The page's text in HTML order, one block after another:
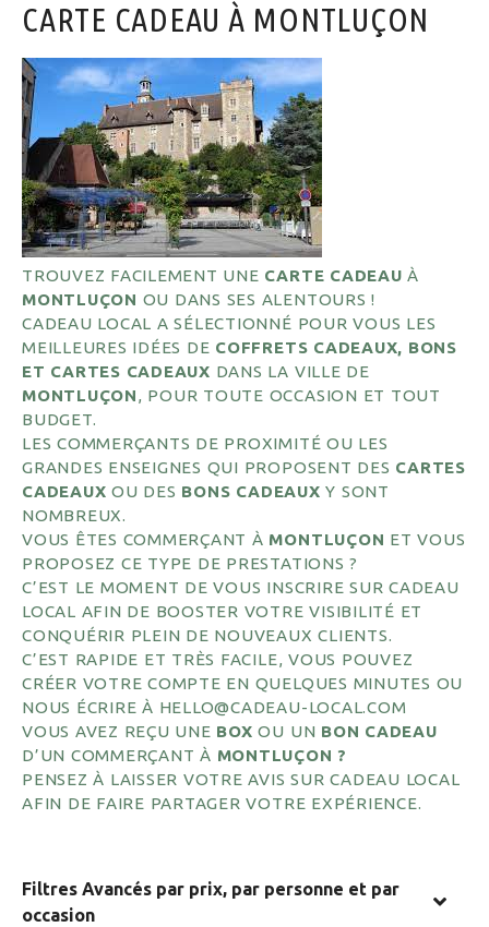
CARTE CADEAU À MONTLUÇON
TROUVEZ FACILEMENT UNE CARTE CADEAU À
MONTLUÇON OU DANS SES ALENTOURS !
CADEAU LOCAL A SÉLECTIONNÉ POUR VOUS LES
MEILLEURES IDÉES DE COFFRETS CADEAUX, BONS
ET CARTES CADEAUX DANS LA VILLE DE
MONTLUÇON, POUR TOUTE OCCASION ET TOUT
BUDGET.
LES COMMERÇANTS DE PROXIMITÉ OU LES
GRANDES ENSEIGNES QUI PROPOSENT DES CARTES
CADEAUX OU DES BONS CADEAUX Y SONT
NOMBREUX.
VOUS ÊTES COMMERÇANT À MONTLUÇON ET VOUS
PROPOSEZ CE TYPE DE PRESTATIONS ?
C’EST LE MOMENT DE VOUS INSCRIRE SUR CADEAU
LOCAL AFIN DE BOOSTER VOTRE VISIBILITÉ ET
CONQUÉRIR PLEIN DE NOUVEAUX CLIENTS.
C’EST RAPIDE ET TRÈS FACILE, VOUS POUVEZ
CRÉER VOTRE COMPTE EN QUELQUES MINUTES OU
NOUS ÉCRIRE À HELLO@CADEAU-LOCAL.COM
VOUS AVEZ REÇU UNE BOX OU UN BON CADEAU
D’UN COMMERÇANT À MONTLUÇON ?
PENSEZ À LAISSER VOTRE AVIS SUR CADEAU LOCAL
AFIN DE FAIRE PARTAGER VOTRE EXPÉRIENCE.
Filtres Avancés par prix, par personne et par
occasion